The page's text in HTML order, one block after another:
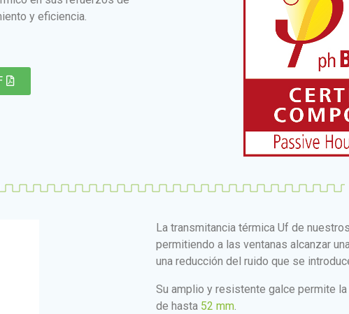
y eficiencia.
La transmitancia térmica Uf de
permitiendo a las ventanas alcanzar
una reducción del ruido que se
Su amplio y resistente galce permite
de hasta 52 mm.